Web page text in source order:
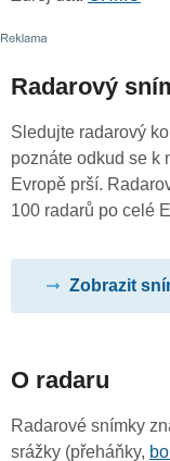
Radarový
Sledujte radarový
poznáte odkud se k
Evropě prší.
100 radarů po celé
Zobrazit
O radaru
Radarové snímky
srážky (přeháňky,